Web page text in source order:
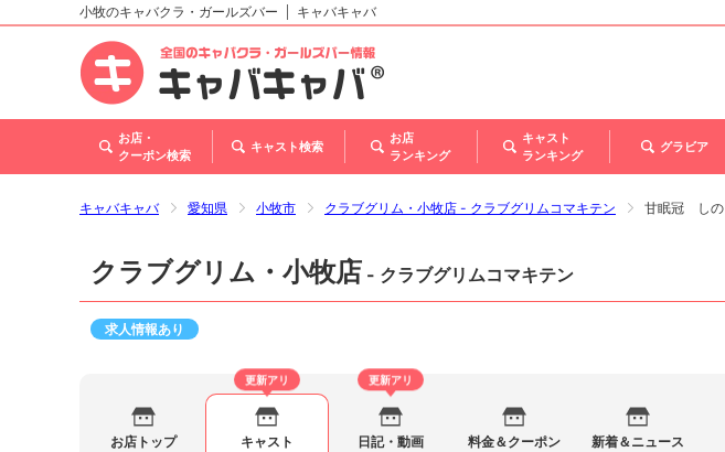
北海道
東北
甲信越・北陸
関西
小牧のキャバクラ・ガールズバー キャバキャバ
お店・
クーポン検索
キャスト検索
お店
ランキング
キャスト
ランキング
グラビア
キャバキャバ 愛知県 小牧市 クラブグリム・小牧店 - クラブグリムコマキテン 甘眠冠 しの
クラブグリム・小牧店 - クラブグリムコマキテン
求人情報あり
お店トップ
更新アリ
キャスト
更新アリ
日記・動画 料金＆クーポン 新着＆ニュース